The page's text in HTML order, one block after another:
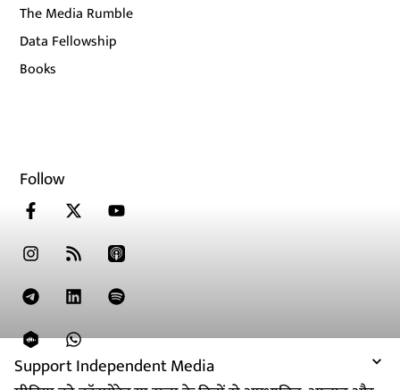
Support Independent Media
The Media Rumble
Data Fellowship
Books
Follow